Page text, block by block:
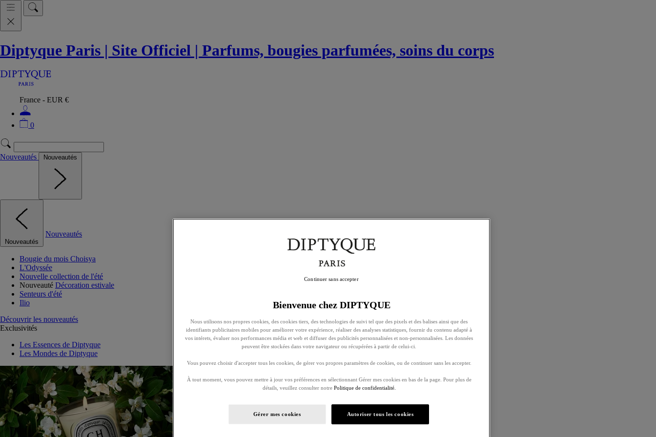
Diptyque Paris | Site Officiel | Parfums, bougies parfumées, soins du corps
France - EUR €
0
Nouveautés Nouveautés
Nouveautés
Nouveautés
Bougie du mois Choisya
L'Odyssée
Nouvelle collection de l'été
Nouveauté Décoration estivale
Senteurs d'été
Ilio
Découvrir les nouveautés
Exclusivités
Les Essences de Diptyque
Les Mondes de Diptyque
Bienvenue chez DIPTYQUE
Nous utilisons nos propres cookies, des cookies tiers, des technologies de suivi tel que des pixels et des balises ainsi que des
identifiants publicitaires mobiles pour améliorer votre expérience, réaliser des analyses statistiques, fournir du contenu adapté à
vos intérets, évaluer nos performances média et web et diffuser des publicités personnalisées et non-personnalisées. Les données
peuvent être stockées dans votre navigateur ou récupérées à partir de celui-ci.
Vous pouvez choisir d'accepter tous les cookies, de gérer vos propres paramètres de cookies, ou de continuer sans les accepter.
À tout moment, vous pouvez mettre à jour vos préférences en sélectionnant Gérer mes cookies en bas de la page. Pour plus de
détails, veuillez consulter notre Politique de confidentialité.
Gérer mes cookies Autoriser tous les cookies
Continuer sans accepter